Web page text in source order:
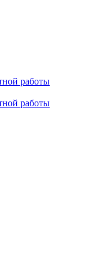
работы
работы